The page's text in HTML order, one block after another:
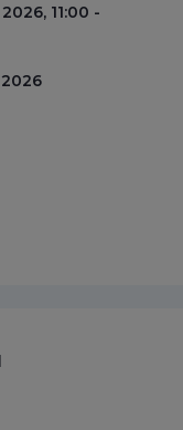
11:00 -